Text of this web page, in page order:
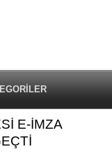
E-İMZA